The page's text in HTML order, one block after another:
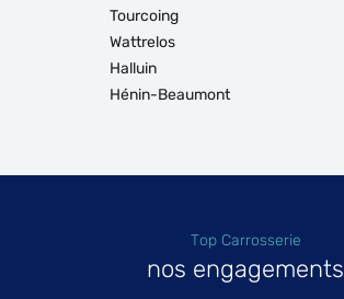
Tourcoing
Wattrelos
Halluin
Hénin-Beaumont
Top Carrosserie
nos engagements